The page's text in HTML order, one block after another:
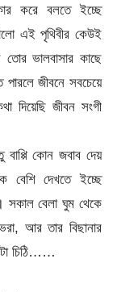
করে বলতে ইচ্ছে
এই পৃথিবীর কেউই
ভালবাসার কাছে
জীবনে সবচেয়ে
দিয়েছি জীবন সংগী
কোন জবাব দেয়
বেশি দেখতে ইচ্ছে
সকাল বেলা ঘুম থেকে
আর তার বিছানার
চিঠি……